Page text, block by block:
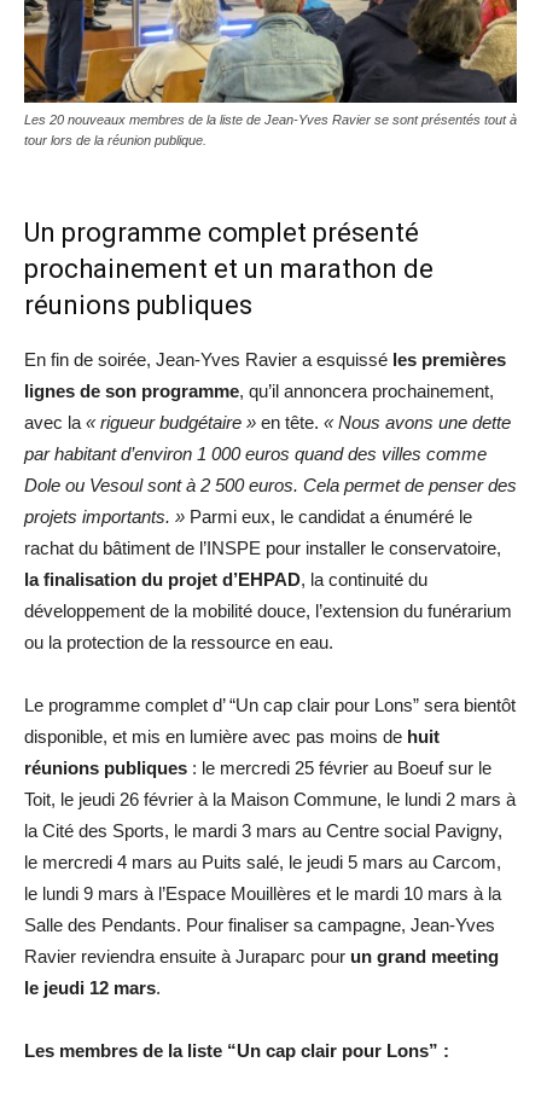
Les 20 nouveaux membres de la liste de Jean-Yves Ravier se sont présentés tout à
tour lors de la réunion publique.
Un programme complet présenté
prochainement et un marathon de
réunions publiques
En fin de soirée, Jean-Yves Ravier a esquissé les premières
lignes de son programme, qu’il annoncera prochainement,
avec la « rigueur budgétaire » en tête. « Nous avons une dette
par habitant d’environ 1 000 euros quand des villes comme
Dole ou Vesoul sont à 2 500 euros. Cela permet de penser des
projets importants. » Parmi eux, le candidat a énuméré le
rachat du bâtiment de l’INSPE pour installer le conservatoire,
la finalisation du projet d’EHPAD, la continuité du
développement de la mobilité douce, l’extension du funérarium
ou la protection de la ressource en eau.
Le programme complet d’ “Un cap clair pour Lons” sera bientôt
disponible, et mis en lumière avec pas moins de huit
réunions publiques : le mercredi 25 février au Boeuf sur le
Toit, le jeudi 26 février à la Maison Commune, le lundi 2 mars à
la Cité des Sports, le mardi 3 mars au Centre social Pavigny,
le mercredi 4 mars au Puits salé, le jeudi 5 mars au Carcom,
le lundi 9 mars à l’Espace Mouillères et le mardi 10 mars à la
Salle des Pendants. Pour finaliser sa campagne, Jean-Yves
Ravier reviendra ensuite à Juraparc pour un grand meeting
le jeudi 12 mars.
Les membres de la liste “Un cap clair pour Lons” :